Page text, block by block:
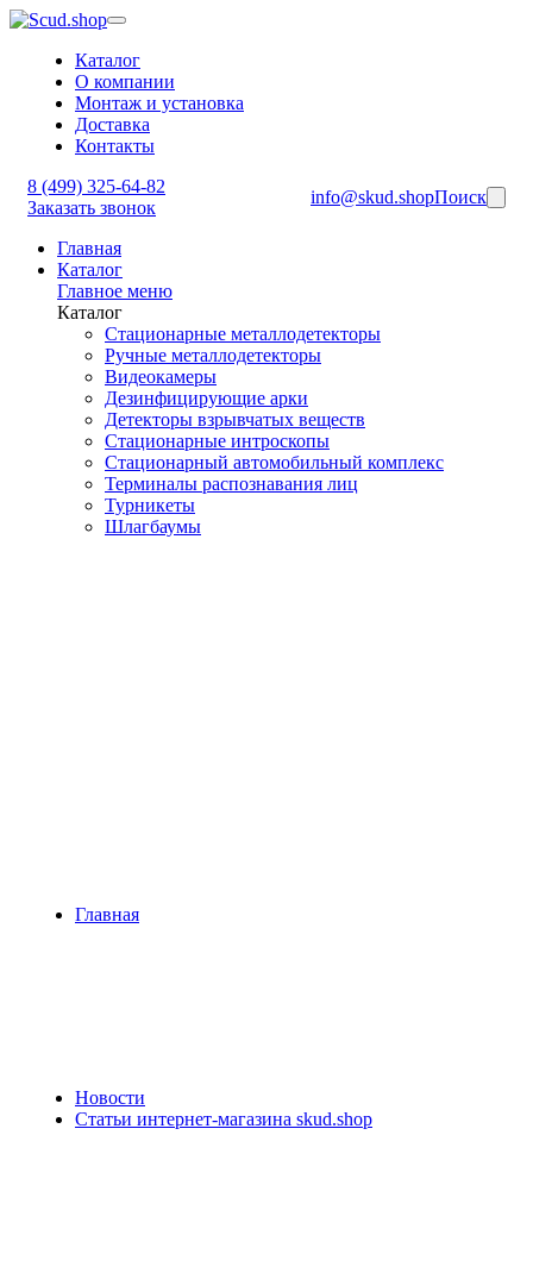
Каталог
О компании
Монтаж и установка
Доставка
Контакты
8 (499) 325-64-82
Заказать звонок
info@skud.shopПоиск
Главная
Каталог
Главное меню
Каталог
Стационарные металлодетекторы
Ручные металлодетекторы
Видеокамеры
Дезинфицирующие арки
Детекторы взрывчатых веществ
Стационарные интроскопы
Стационарный автомобильный комплекс
Терминалы распознавания лиц
Турникеты
Шлагбаумы
Главная
Новости
Статьи интернет-магазина skud.shop